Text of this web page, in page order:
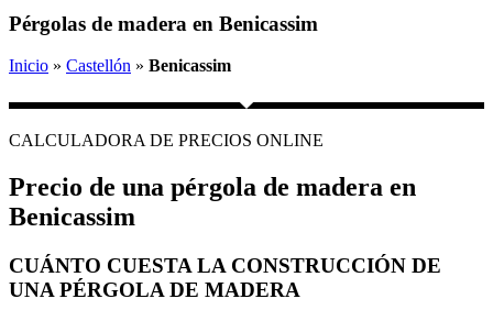
Pérgolas de madera en Benicassim
Inicio » Castellón » Benicassim
CALCULADORA DE PRECIOS ONLINE
Precio de una pérgola de madera en
Benicassim
CUÁNTO CUESTA LA CONSTRUCCIÓN DE
UNA PÉRGOLA DE MADERA